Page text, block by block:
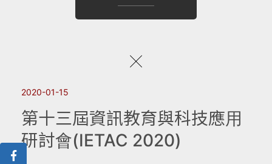
2020-01-15
第十三屆資訊教育與科技應用
研討會(IETAC 2020)